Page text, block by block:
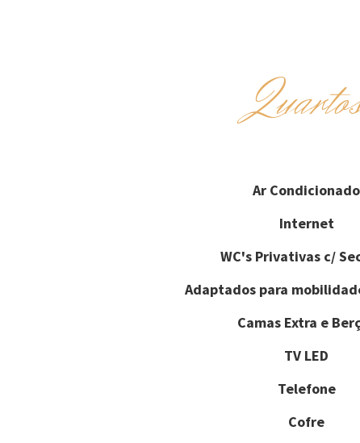
Ar Condicionado
Internet
WC's Privativas c/
Adaptados para
Camas Extra e
TV LED
Telefone
Cofre